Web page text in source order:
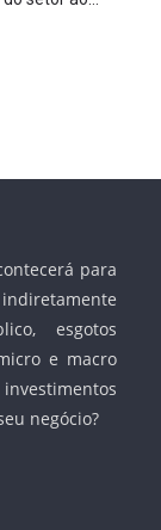
para
esgotos
e macro
investimentos
negócio?